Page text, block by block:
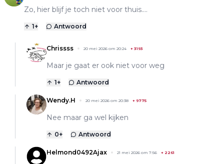
Zo, hier blijf je toch niet voor thuis....
1+ Antwoord
Chrissss 20 mei 2026 om 20:24 + 3193
Maar je gaat er ook niet voor weg
1+ Antwoord
Wendy.H 20 mei 2026 om 20:38 + 9775
Nee maar ga wel kijken
0+ Antwoord
Helmond0492Ajax 21 mei 2026 om 7:56 + 2261